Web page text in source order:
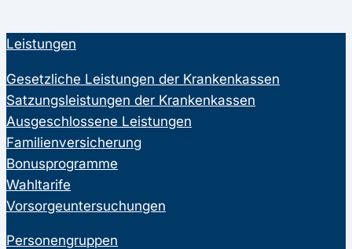
Leistungen
Gesetzliche Leistungen der Krankenkassen
Satzungsleistungen der Krankenkassen
Ausgeschlossene Leistungen
Familienversicherung
Bonusprogramme
Wahltarife
Vorsorgeuntersuchungen
Personengruppen